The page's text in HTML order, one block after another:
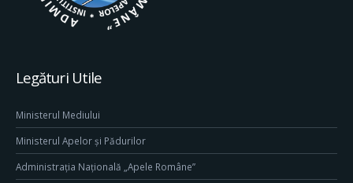
Legături Utile
Ministerul Mediului
Ministerul Apelor și Pădurilor
Administrația Națională „Apele Române”